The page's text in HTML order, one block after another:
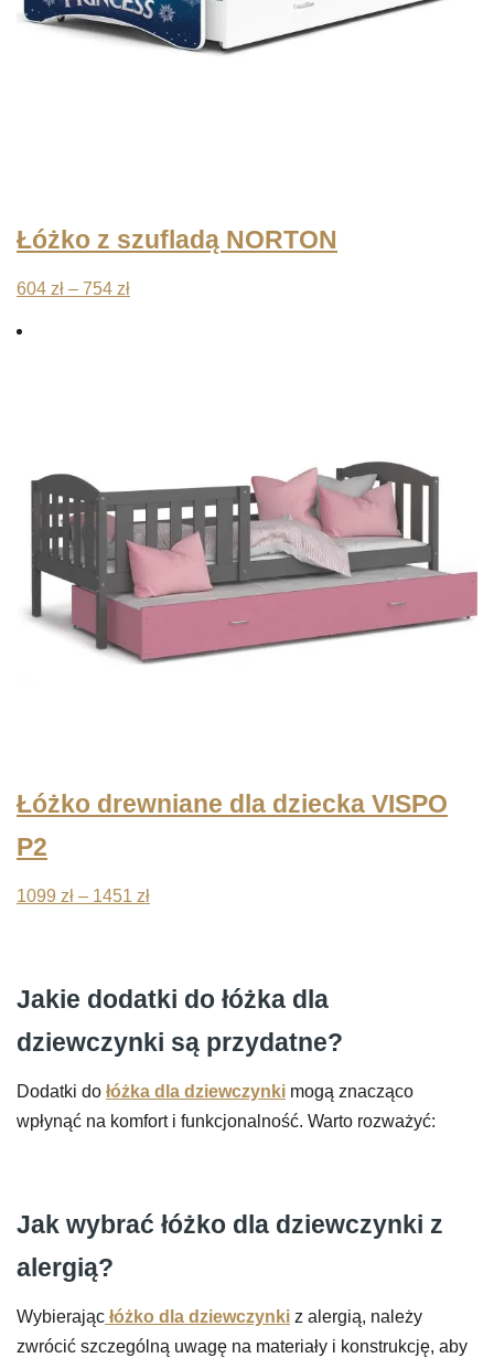
Łóżko z szufladą NORTON
604 zł – 754 złZakres
Łóżko drewniane dla dziecka VISPO
P2
1099 zł – 1451 złZakres
do
1451 zł
Jakie dodatki do łóżka dla
dziewczynki są przydatne?
Dodatki do łóżka dla dziewczynki mogą znacząco
wpłynąć na komfort i funkcjonalność. Warto rozważyć:
Jak wybrać łóżko dla dziewczynki z
alergią?
Wybierając łóżko dla dziewczynki z alergią, należy
zwrócić szczególną uwagę na materiały i konstrukcję, aby